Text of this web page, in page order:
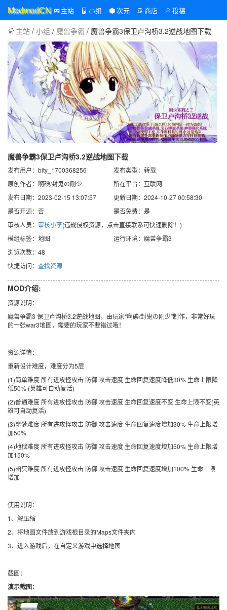
ModmodCN 主站 小组 次元 商店 投稿
主站 / 小组 / 魔兽争霸 / 魔兽争霸3保卫卢沟桥3.2逆战地图下载
魔兽争霸3保卫卢沟桥3.2逆战地图下载
发布用户：bity_1700368256
发布类型：转载
原创作者：啊碘/封鬼の刚少
所在平台：互联网
发布日期：2023-02-15 13:07:57
更新日期：2024-10-27 00:58:30
是否开源：否
是否免费：是
审核人员： 审核小李(违规侵权资源，点击直接联系可快速删除！)
模组标签：地图
运行环境：魔兽争霸3
浏览次数：48
快捷访问： 查找资源
MOD介绍:
资源说明：
魔兽争霸3 保卫卢沟桥3.2逆战地图，由玩家“啊碘/封鬼の刚少”制作，非常好玩
的一张war3地图，需要的玩家不要错过哦！
资源详情：
重新设计难度，难度分为5层
(1)简单难度 所有进攻怪攻击 防御 攻击速度 生命回复速度降低30% 生命上限降
低50% (英雄可自动复活)
(2)普通难度 所有进攻怪攻击 防御 攻击速度 生命回复速度不变 生命上限不变(英
雄可自动复活)
(3)噩梦难度 所有进攻怪攻击 防御 攻击速度 生命回复速度增加30% 生命上限增
加50%
(4)地狱难度 所有进攻怪攻击 防御 攻击速度 生命回复速度增加50% 生命上限增
加150%
(5)幽冥难度 所有进攻怪攻击 防御 攻击速度 生命回复速度增加100% 生命上限
增加
使用说明：
1、解压缩
2、将地图文件放到游戏根目录的Maps文件夹内
3、进入游戏后，在自定义游戏中选择地图
截图：
演示截图：